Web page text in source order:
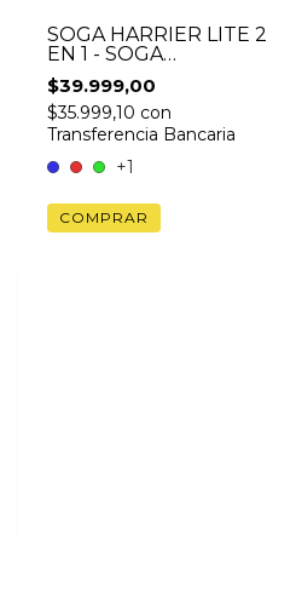
SOGA HARRIER LITE 2
EN 1 - SOGA
CROSSOVER +
SPEEDROPE
$39.999,00
$35.999,10 con
Transferencia Bancaria
+1
COMPRAR